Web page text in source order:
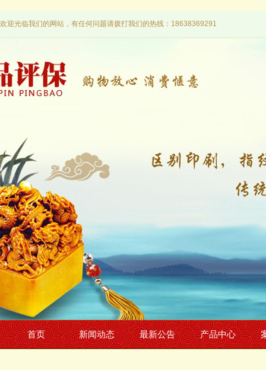
欢迎光临我们的网站，有任何问题请拨打我们的热线：18638369291
首页 新闻动态 最新公告 产品中心